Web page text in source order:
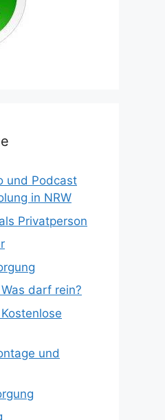
und Podcast
in NRW
Privatperson
darf rein?
und